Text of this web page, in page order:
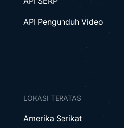
API Pengunduh Video
LOKASI TERATAS
Amerika Serikat